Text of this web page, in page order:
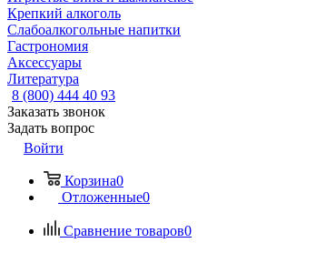
Крепкий алкоголь
Слабоалкогольные напитки
Гастрономия
Аксессуары
Литература
8 (800) 444 40 93
Заказать звонок
Задать вопрос
Войти
Корзина0
Отложенные0
Сравнение товаров0